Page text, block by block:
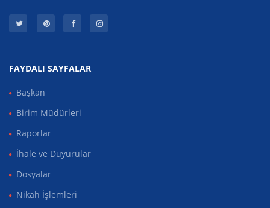
FAYDALI SAYFALAR
Başkan
Birim Müdürleri
Raporlar
İhale ve Duyurular
Dosyalar
Nikah İşlemleri